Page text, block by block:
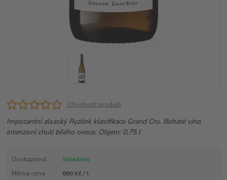
Ohodnotit produkt
Impozantní alsaský Ryzlink klasifikace Grand Cru. Bohaté víno
intenzivní chuti bílého ovoce. Objem: 0,75 l
Dostupnost
Skladem
Měrná cena
880 Kč / l